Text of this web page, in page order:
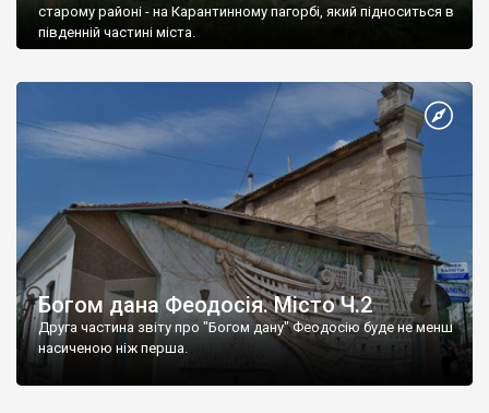
старому районі - на Карантинному пагорбі, який підноситься в
південній частині міста.
Богом дана Феодосія. Місто Ч.2
Друга частина звіту про "Богом дану" Феодосію буде не менш
насиченою ніж перша.